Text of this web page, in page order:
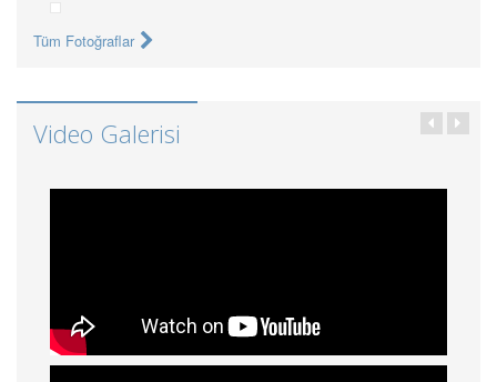
Tüm Fotoğraflar
Video Galerisi